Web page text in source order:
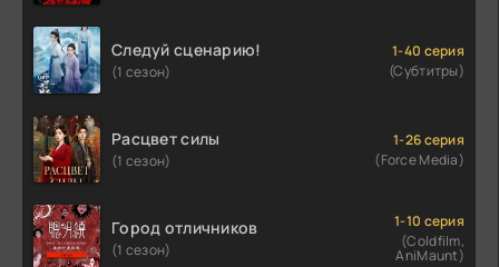
Следуй сценарию!
(1 сезон)
1-40 серия
(Субтитры)
Расцвет силы
(1 сезон)
1-26 серия
(Force Media)
Город отличников
(1 сезон)
1-10 серия
(Coldfilm,
AniMaunt)